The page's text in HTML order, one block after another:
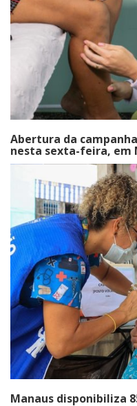
Abertura da campanha
nesta sexta-feira, em
Manaus disponibiliza